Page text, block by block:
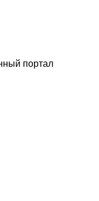
портал